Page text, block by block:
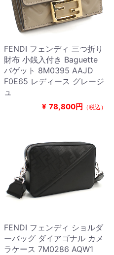
FENDI フェンディ 三つ折り
財布 小銭入付き Baguette
バゲット 8M0395 AAJD
F0E65 レディース グレージ
ュ
¥ 78,800円 （税込）
FENDI フェンディ ショルダ
ーバッグ ダイアゴナル カメ
ラケース 7M0286 AQW1